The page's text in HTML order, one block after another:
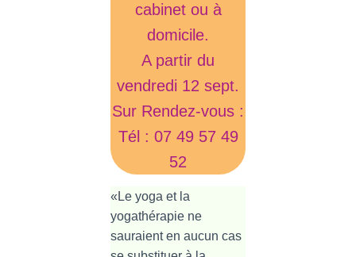
cabinet ou à
domicile.
A partir du
vendredi 12 sept.
Sur Rendez-vous :
Tél : 07 49 57 49
52
«Le yoga et la
yogathérapie ne
sauraient en aucun cas